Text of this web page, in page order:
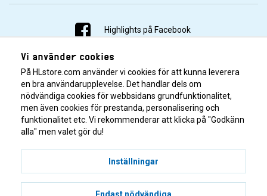
Highlights på Facebook
Highlights på Instagram
Highlights på Youtube
Highlights på Tiktok
Vi använder cookies
På HLstore.com använder vi cookies för att kunna leverera
en bra användarupplevelse. Det handlar dels om
nödvändiga cookies för webbsidans grundfunktionalitet,
men även cookies för prestanda, personalisering och
funktionalitet etc. Vi rekommenderar att klicka på "Godkänn
alla" men valet gör du!
Inställningar